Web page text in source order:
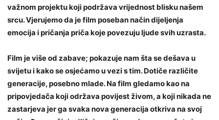
važnom projektu koji podržava vrijednost blisku našem
srcu. Vjerujemo da je film poseban način dijeljenja
emocija i pričanja priča koje povezuju ljude svih uzrasta.
Film je više od zabave; pokazuje nam šta se dešava u
svijetu i kako se osjećamo u vezi s tim. Dotiče različite
generacije, posebno mlade. Na film gledamo kao na
pripovjedača koji održava povijest živom, a koji nikada ne
zastarjeva jer ga svaka nova generacija otkriva na svoj